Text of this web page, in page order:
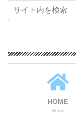
HOME
Home